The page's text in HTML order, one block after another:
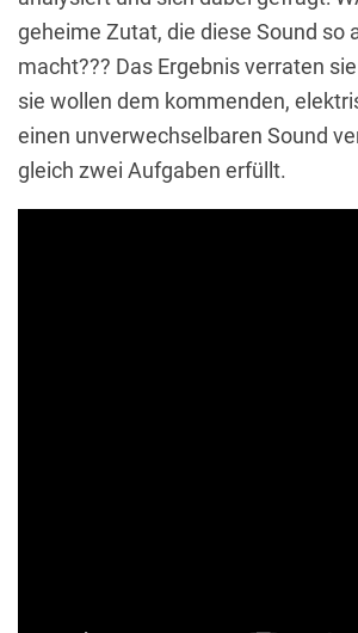
geheime Zutat, die diese Sound so
macht??? Das Ergebnis verraten
sie wollen dem kommenden,
einen unverwechselbaren Sound
gleich zwei Aufgaben erfüllt.